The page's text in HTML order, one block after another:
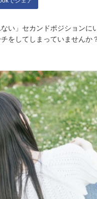
い」セカンドポジションに
をしてしまっていませんか